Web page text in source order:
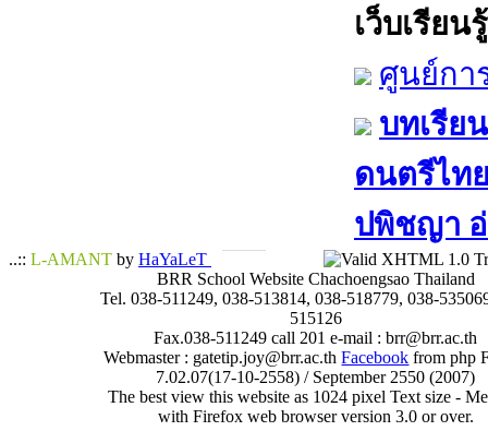
เว็บเรียนรู้
ศูนย์กา
บทเรีย
ดนตรีไท
ปพิชญา​ อ่
..:: L-AMANT by HaYaLeT
BRR School Website Chachoengsao Thailand
Tel. 038-511249, 038-513814, 038-518779, 038-
515126
Fax.038-511249 call 201 e-mail : brr@brr.ac.th
Webmaster : gatetip.joy@brr.ac.thFacebook from php
7.02.07(17-10-2558) / September 2550 (2007)
The best view this website as 1024 pixel Text size -
with Firefox web browser version 3.0 or over.